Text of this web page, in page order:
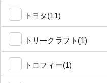
トヨタ(11)
トリ―クラフト(1)
トロフィー(1)